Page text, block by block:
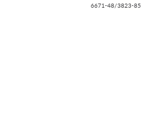
6671-48/3823-85